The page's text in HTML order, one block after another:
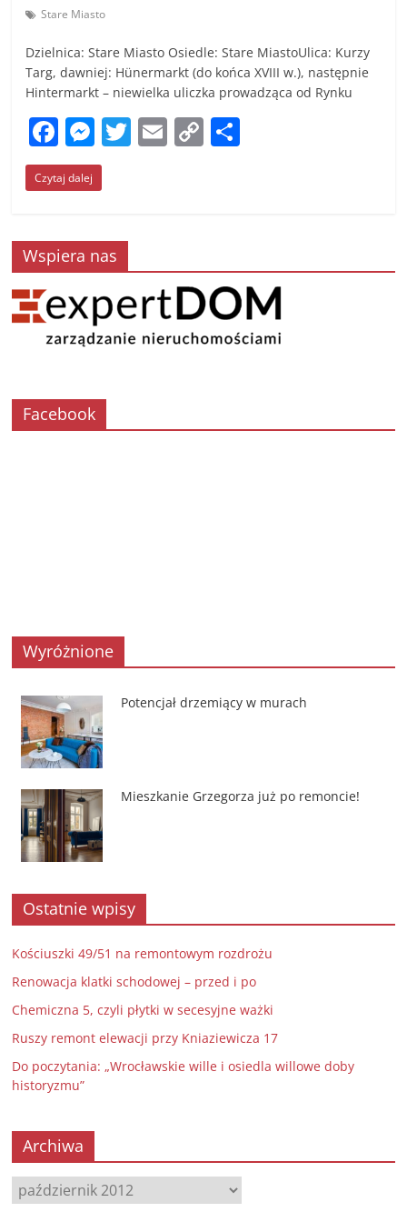
Stare Miasto
Dzielnica: Stare Miasto Osiedle: Stare MiastoUlica: Kurzy
Targ, dawniej: Hünermarkt (do końca XVIII w.), następnie
Hintermarkt – niewielka uliczka prowadząca od Rynku
F
a
c
b
o
o
k
M
e
ss
n
g
er
T E C
n
k
Czytaj dalej
Wspiera nas
Facebook
Wyróżnione
Potencjał drzemiący w murach
Mieszkanie Grzegorza już po remoncie!
Ostatnie wpisy
Kościuszki 49/51 na remontowym rozdrożu
Renowacja klatki schodowej – przed i po
Chemiczna 5, czyli płytki w secesyjne ważki
Ruszy remont elewacji przy Kniaziewicza 17
Do poczytania: „Wrocławskie wille i osiedla willowe doby
historyzmu”
Archiwa
Archiwa